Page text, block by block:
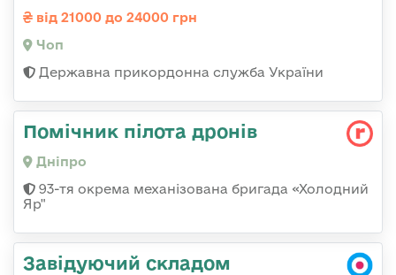
від 21000 до 24000 грн
Чоп
Державна прикордонна служба України
Помічник пілота дронів
Дніпро
93-тя окрема механізована бригада «Холодний
Яр"
Завідуючий складом